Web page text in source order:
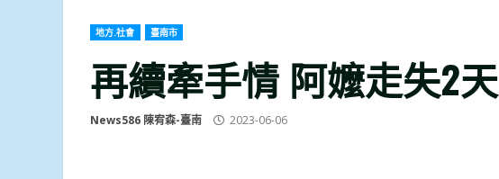
地方.社會 臺南市
再續牽手情 阿嬤走失2
News586 陳宥森-臺南 2023-06-06